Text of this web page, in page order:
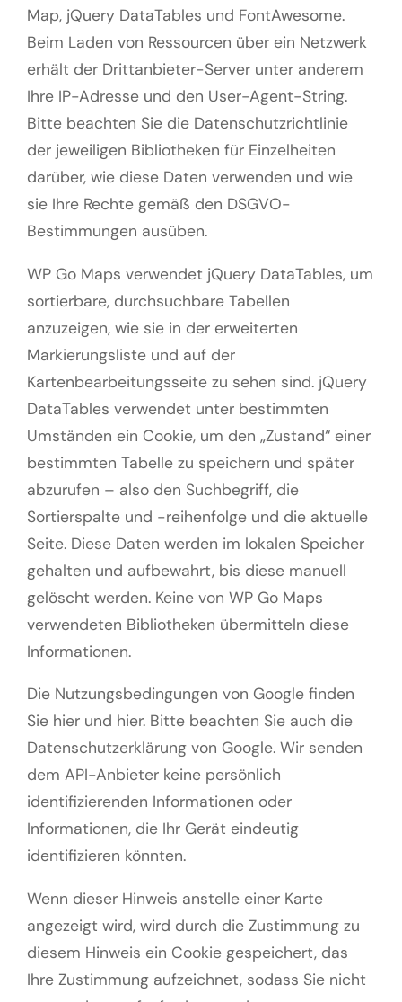
Map, jQuery DataTables und FontAwesome.
Beim Laden von Ressourcen über ein Netzwerk
erhält der Drittanbieter-Server unter anderem
Ihre IP-Adresse und den User-Agent-String.
Bitte beachten Sie die Datenschutzrichtlinie
der jeweiligen Bibliotheken für Einzelheiten
darüber, wie diese Daten verwenden und wie
sie Ihre Rechte gemäß den DSGVO-
Bestimmungen ausüben.
WP Go Maps verwendet jQuery DataTables, um
sortierbare, durchsuchbare Tabellen
anzuzeigen, wie sie in der erweiterten
Markierungsliste und auf der
Kartenbearbeitungsseite zu sehen sind. jQuery
DataTables verwendet unter bestimmten
Umständen ein Cookie, um den „Zustand“ einer
bestimmten Tabelle zu speichern und später
abzurufen – also den Suchbegriff, die
Sortierspalte und -reihenfolge und die aktuelle
Seite. Diese Daten werden im lokalen Speicher
gehalten und aufbewahrt, bis diese manuell
gelöscht werden. Keine von WP Go Maps
verwendeten Bibliotheken übermitteln diese
Informationen.
Die Nutzungsbedingungen von Google finden
Sie hier und hier. Bitte beachten Sie auch die
Datenschutzerklärung von Google. Wir senden
dem API-Anbieter keine persönlich
identifizierenden Informationen oder
Informationen, die Ihr Gerät eindeutig
identifizieren könnten.
Wenn dieser Hinweis anstelle einer Karte
angezeigt wird, wird durch die Zustimmung zu
diesem Hinweis ein Cookie gespeichert, das
Ihre Zustimmung aufzeichnet, sodass Sie nicht